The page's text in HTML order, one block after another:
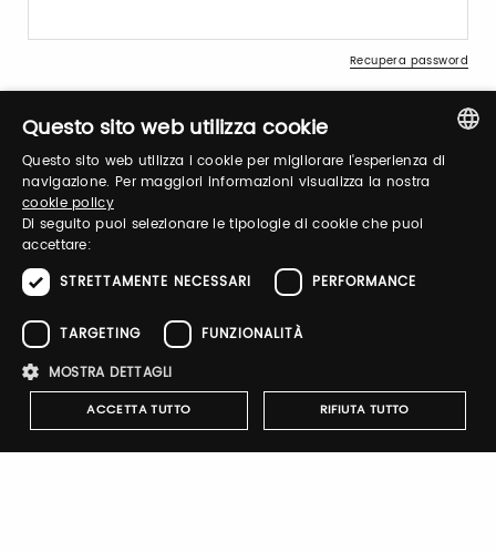
Recupera password
Registrati
BORBOLETTA partecipa allo
shop digitale di Taste 2026.
dal 5 novembre 2025 al 23 febbraio 2026, dopo
ITALIAN
Questo sito web utilizza cookie
Questo sito web utilizza i cookie per migliorare l'esperienza di
navigazione. Per maggiori informazioni visualizza la nostra
cookie policy
Di seguito puoi selezionare le tipologie di cookie che puoi
accettare:
STRETTAMENTE NECESSARI
PERFORMANCE
TARGETING
FUNZIONALITÀ
MOSTRA DETTAGLI
ACCETTA TUTTO RIFIUTA TUTTO